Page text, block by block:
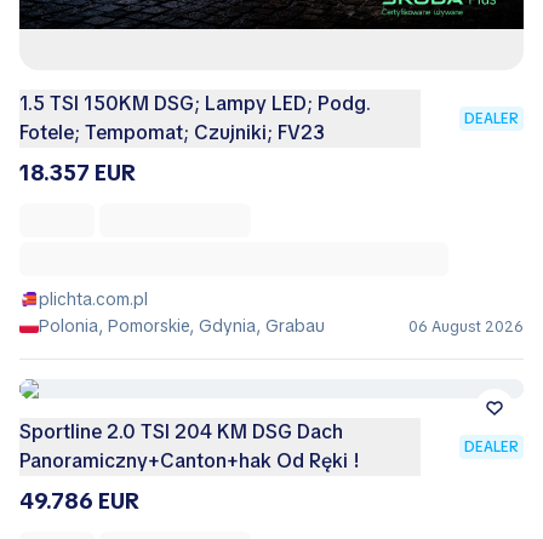
1.5 TSI 150KM DSG; Lampy LED; Podg.
Fotele; Tempomat; Czujniki; FV23
DEALER
18.357 EUR
plichta.com.pl
Polonia, Pomorskie, Gdynia, Grabau
06 August 2026
Sportline 2.0 TSI 204 KM DSG Dach
Panoramiczny+Canton+hak Od Ręki !
DEALER
49.786 EUR